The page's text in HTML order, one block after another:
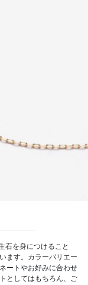
石を身につけること
ます。カラーバリエー
ートやお好みに合わせ
としてはもちろん、ご